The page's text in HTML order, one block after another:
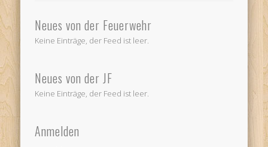
Neues von der Feuerwehr
Keine Einträge, der Feed ist leer.
Neues von der JF
Keine Einträge, der Feed ist leer.
Anmelden